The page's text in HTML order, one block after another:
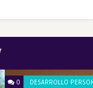
0 DESARROLLO